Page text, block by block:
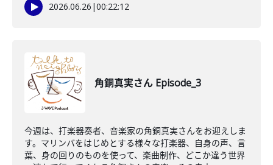
2026.06.26 |00:22:12
角銅真実さん Episode_3
今週は、打楽器奏者、音楽家の角銅真実さんをお迎えしま
す。マリンバをはじめとする様々な打楽器、自身の声、言
葉、身の回りのものを使って、楽曲制作、どこか違う世界